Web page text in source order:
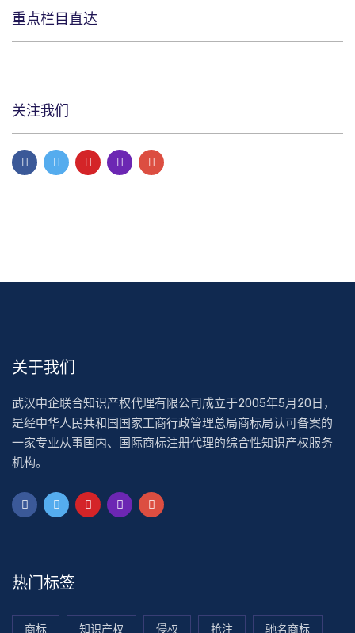
重点栏目直达
关注我们
关于我们
武汉中企联合知识产权代理有限公司成立于2005年5月20日，
是经中华人民共和国国家工商行政管理总局商标局认可备案的
一家专业从事国内、国际商标注册代理的综合性知识产权服务
机构。
热门标签
商标 知识产权 侵权 抢注 驰名商标